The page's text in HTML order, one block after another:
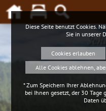
Diese Seite benutzt Cookies.
Sie in unserer
Cookies erlauben
Alle Cookies ablehnen,
* Zum Speichern Ihrer
bei Ihnen gesetzt, der 30
Daten